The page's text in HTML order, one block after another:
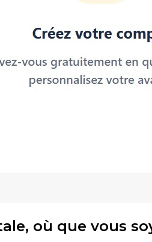
où que vous